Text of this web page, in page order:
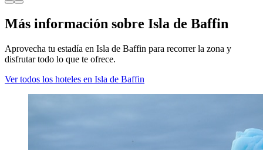
Más información sobre Isla de Baffin
Aprovecha tu estadía en Isla de Baffin para recorrer la zona y
disfrutar todo lo que te ofrece.
Ver todos los hoteles en Isla de Baffin